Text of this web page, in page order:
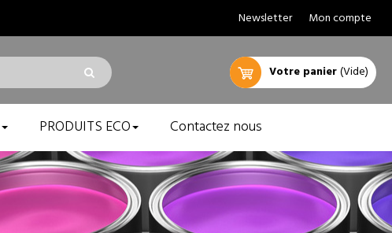
Mon compte
Newsletter
Votre panier(Vide)
PRODUITS ECO Contactez nous